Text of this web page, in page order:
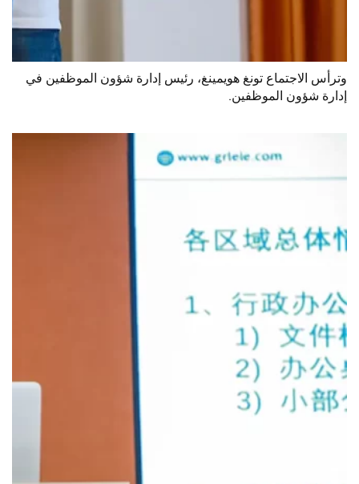
وترأس الاجتماع تونغ هويمينغ، رئيس إدارة شؤون الموظفين في
إدارة شؤون الموظفين.